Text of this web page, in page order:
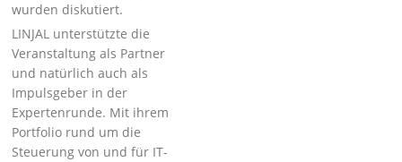
wurden diskutiert.
LINJAL unterstützte die
Veranstaltung als Partner
und natürlich auch als
Impulsgeber in der
Expertenrunde. Mit ihrem
Portfolio rund um die
Steuerung von und für IT-